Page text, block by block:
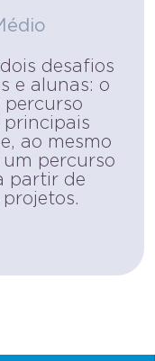
desafios
e alunas: o
percurso
principais
ao mesmo
percurso
partir de